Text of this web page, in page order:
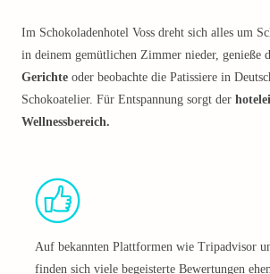
Im Schokoladenhotel Voss dreht sich alles um
in deinem gemütlichen Zimmer nieder, genieße
Gerichte oder beobachte die Patissiere in
Schokoatelier. Für Entspannung sorgt der
Wellnessbereich.
Auf bekannten Plattformen wie Tripadvisor
finden sich viele begeisterte Bewertungen